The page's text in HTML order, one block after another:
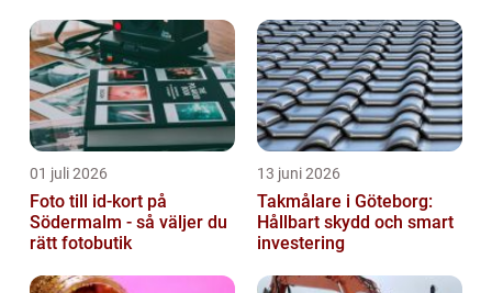
01 juli 2026
Foto till id-kort på
Södermalm - så väljer du
rätt fotobutik
13 juni 2026
Takmålare i Göteborg:
Hållbart skydd och smart
investering